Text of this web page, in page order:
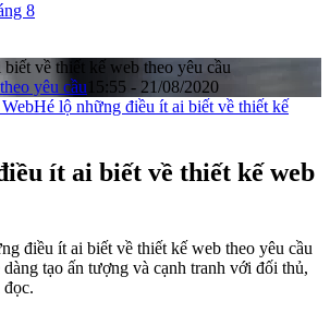
8
về thiết kế web theo yêu cầu
yêu cầu 15:55 - 21/08/2020
Hé lộ những điều ít ai biết về thiết kế
ít ai biết về thiết kế web
điều ít ai biết về thiết kế web theo yêu cầu
tạo ấn tượng và cạnh tranh với đối thủ,